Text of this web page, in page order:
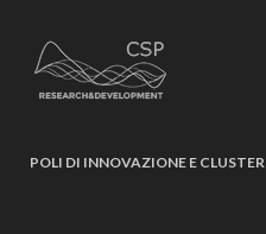
POLI DI INNOVAZIONE E CLUSTER